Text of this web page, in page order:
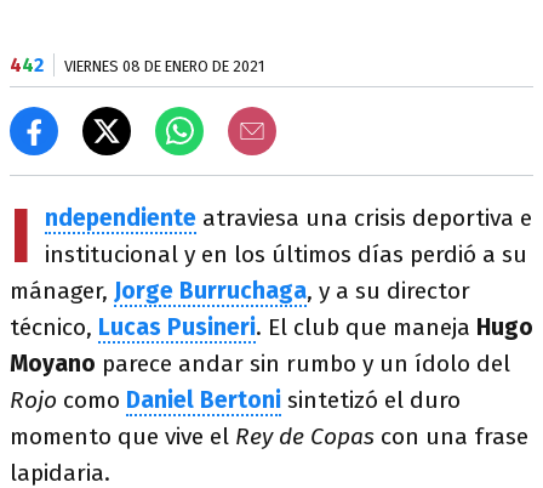
442 VIERNES 08 DE ENERO DE 2021
I ndependiente atraviesa una crisis deportiva e
institucional y en los últimos días perdió a su
mánager, Jorge Burruchaga, y a su director
técnico, Lucas Pusineri. El club que maneja Hugo
Moyano parece andar sin rumbo y un ídolo del
Rojo como Daniel Bertoni sintetizó el duro
momento que vive el Rey de Copas con una frase
lapidaria.